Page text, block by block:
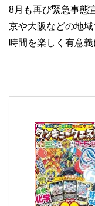
8月も再び緊急事態
京や大阪などの地
時間を楽しく有意義